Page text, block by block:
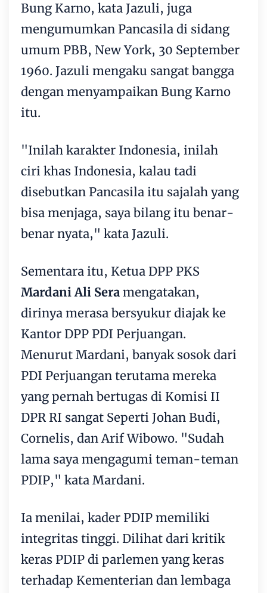
Bung Karno, kata Jazuli, juga
mengumumkan Pancasila di sidang
umum PBB, New York, 30 September
1960. Jazuli mengaku sangat bangga
dengan menyampaikan Bung Karno
itu.
"Inilah karakter Indonesia, inilah
ciri khas Indonesia, kalau tadi
disebutkan Pancasila itu sajalah yang
bisa menjaga, saya bilang itu benar-
benar nyata," kata Jazuli.
Sementara itu, Ketua DPP PKS
Mardani Ali Sera mengatakan,
dirinya merasa bersyukur diajak ke
Kantor DPP PDI Perjuangan.
Menurut Mardani, banyak sosok dari
PDI Perjuangan terutama mereka
yang pernah bertugas di Komisi II
DPR RI sangat Seperti Johan Budi,
Cornelis, dan Arif Wibowo. "Sudah
lama saya mengagumi teman-teman
PDIP," kata Mardani.
Ia menilai, kader PDIP memiliki
integritas tinggi. Dilihat dari kritik
keras PDIP di parlemen yang keras
terhadap Kementerian dan lembaga